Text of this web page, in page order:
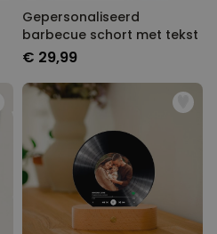
Gepersonaliseerd
barbecue schort met tekst
€ 29,99